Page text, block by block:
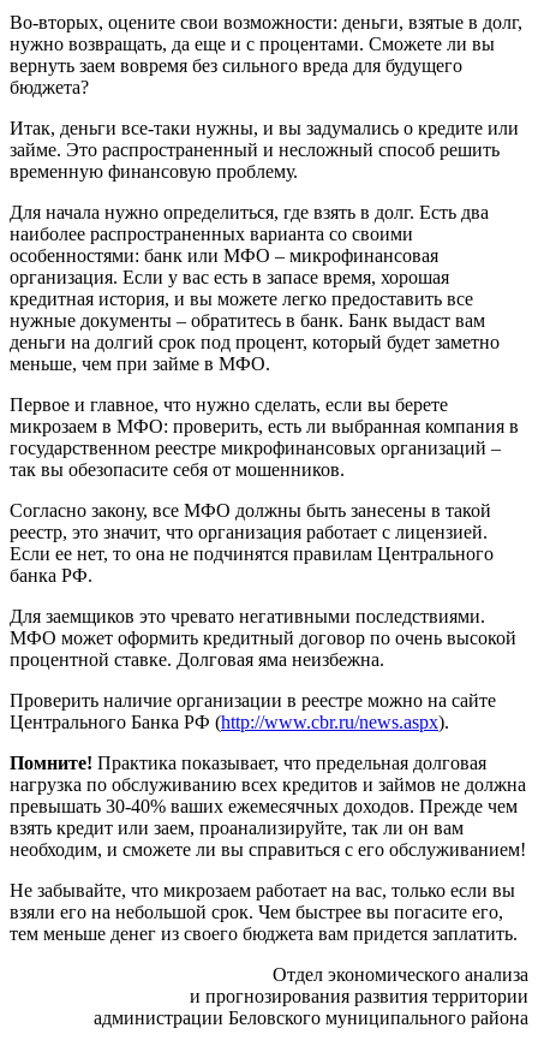
Во-вторых, оцените свои возможности: деньги, взятые в долг,
нужно возвращать, да еще и с процентами. Сможете ли вы
вернуть заем вовремя без сильного вреда для будущего
бюджета?
Итак, деньги все-таки нужны, и вы задумались о кредите или
займе. Это распространенный и несложный способ решить
временную финансовую проблему.
Для начала нужно определиться, где взять в долг. Есть два
наиболее распространенных варианта со своими
особенностями: банк или МФО – микрофинансовая
организация. Если у вас есть в запасе время, хорошая
кредитная история, и вы можете легко предоставить все
нужные документы – обратитесь в банк. Банк выдаст вам
деньги на долгий срок под процент, который будет заметно
меньше, чем при займе в МФО.
Первое и главное, что нужно сделать, если вы берете
микрозаем в МФО: проверить, есть ли выбранная компания в
государственном реестре микрофинансовых организаций –
так вы обезопасите себя от мошенников.
Согласно закону, все МФО должны быть занесены в такой
реестр, это значит, что организация работает с лицензией.
Если ее нет, то она не подчинятся правилам Центрального
банка РФ.
Для заемщиков это чревато негативными последствиями.
МФО может оформить кредитный договор по очень высокой
процентной ставке. Долговая яма неизбежна.
Проверить наличие организации в реестре можно на сайте
Центрального Банка РФ (http://www.cbr.ru/news.aspx).
Помните! Практика показывает, что предельная долговая
нагрузка по обслуживанию всех кредитов и займов не должна
превышать 30-40% ваших ежемесячных доходов. Прежде чем
взять кредит или заем, проанализируйте, так ли он вам
необходим, и сможете ли вы справиться с его обслуживанием!
Не забывайте, что микрозаем работает на вас, только если вы
взяли его на небольшой срок. Чем быстрее вы погасите его,
тем меньше денег из своего бюджета вам придется заплатить.
Отдел экономического анализа
и прогнозирования развития территории
администрации Беловского муниципального района